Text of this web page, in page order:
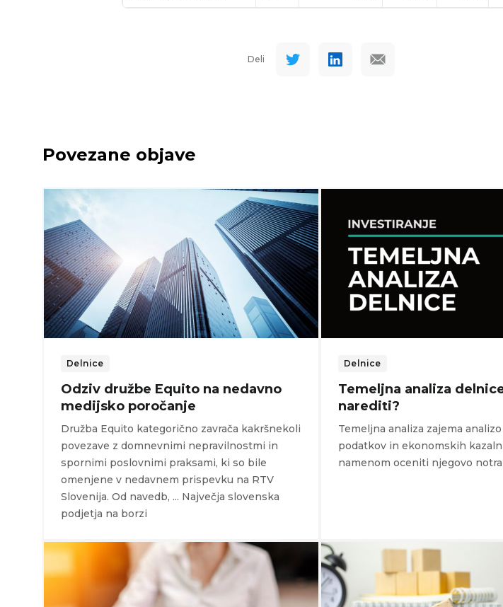
Deli
Povezane objave
Delnice
Odziv družbe Equito na nedavno
medijsko poročanje
Družba Equito kategorično zavrača kakršnekoli
povezave z domnevnimi nepravilnostmi in
spornimi poslovnimi praksami, ki so bile
omenjene v nedavnem prispevku na RTV
Slovenija. Od navedb, ... Največja slovenska
podjetja na borzi
Delnice
Temeljna analiza
narediti?
Temeljna analiza zajema
podatkov in ekonomskih
namenom oceniti njegovo